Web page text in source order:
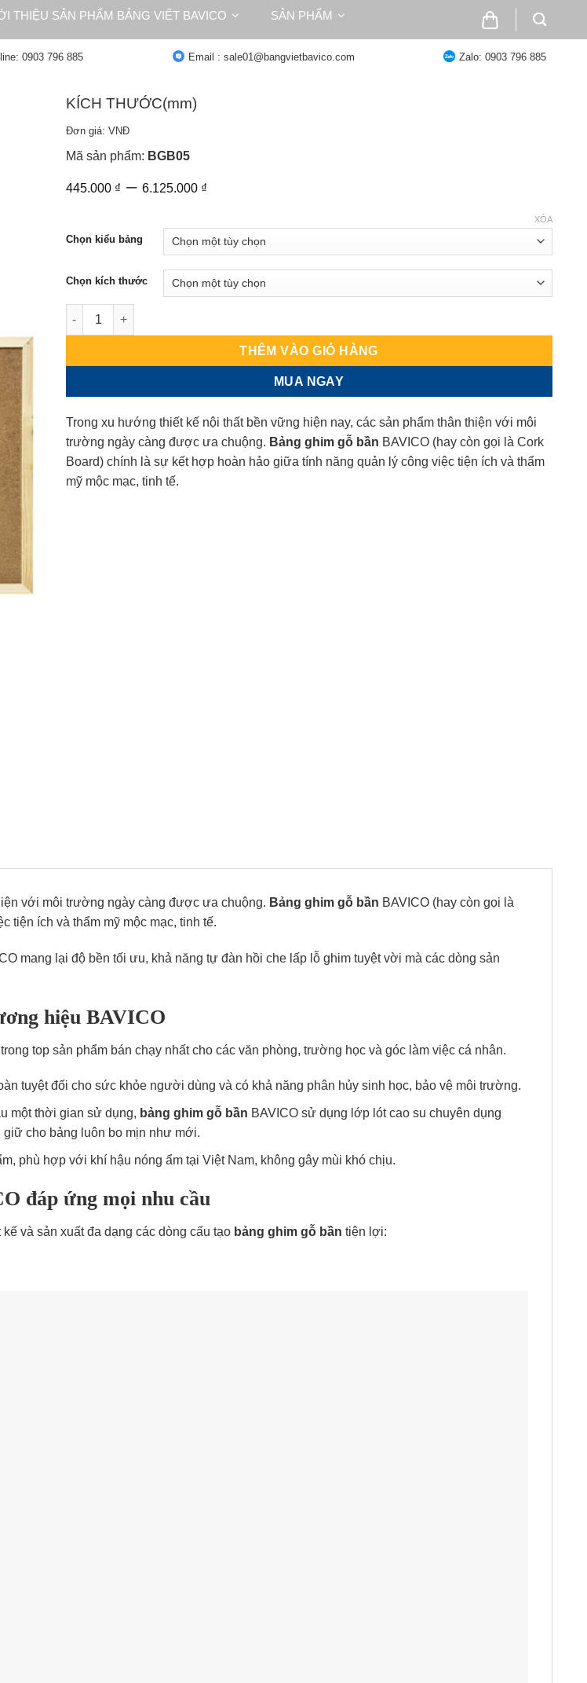
THIỆU SẢN PHẨM BẢNG VIẾT BAVICO SẢN PHẨM
0903 796 885 Email : sale01@bangvietbavico.com Zalo: 0903 796 885
KÍCH THƯỚC(mm)
Đơn giá: VNĐ
Mã sản phẩm: BGB05
445.000 ₫ – 6.125.000 ₫Khoảng
từ
445.000 ₫
đến
6.125.000 ₫
Chọn kiểu bảng
Chọn kích thước
XÓA
Bảng Ghim Gỗ Bần BAVICO số lượng
THÊM VÀO GIỎ HÀNG
MUA NGAY
Trong xu hướng thiết kế nội thất bền vững hiện nay, các sản phẩm thân thiện với môi
trường ngày càng được ưa chuộng. Bảng ghim gỗ bần BAVICO (hay còn gọi là Cork
Board) chính là sự kết hợp hoàn hảo giữa tính năng quản lý công việc tiện ích và thẩm
mỹ mộc mạc, tinh tế.
với môi trường ngày càng được ưa chuộng. Bảng ghim gỗ bần BAVICO (hay còn gọi là
tiện ích và thẩm mỹ mộc mạc, tinh tế.
mang lại độ bền tối ưu, khả năng tự đàn hồi che lấp lỗ ghim tuyệt vời mà các dòng sản
hiệu BAVICO
top sản phẩm bán chạy nhất cho các văn phòng, trường học và góc làm việc cá nhân.
tuyệt đối cho sức khỏe người dùng và có khả năng phân hủy sinh học, bảo vệ môi trường.
một thời gian sử dụng, bảng ghim gỗ bần BAVICO sử dụng lớp lót cao su chuyên dụng
cho bảng luôn bo mịn như mới.
phù hợp với khí hậu nóng ẩm tại Việt Nam, không gây mùi khó chịu.
đáp ứng mọi nhu cầu
và sản xuất đa dạng các dòng cấu tạo bảng ghim gỗ bần tiện lợi: